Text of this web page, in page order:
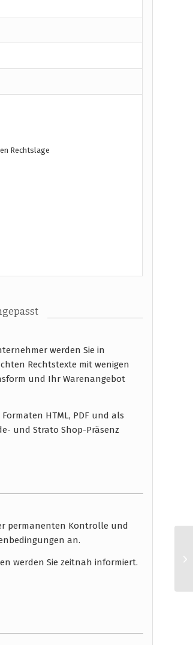
Rechtslage
werden Sie in
Rechtstexte mit wenigen
und Ihr Warenangebot
HTML, PDF und als
und Strato Shop-Präsenz
permanenten Kontrolle und
an.
werden Sie zeitnah informiert.